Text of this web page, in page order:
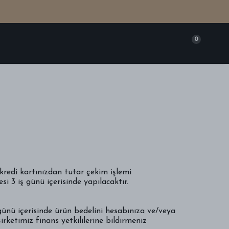
0
kartınızdan tutar çekim işlemi
3 iş günü içerisinde yapılacaktır.
içerisinde ürün bedelini hesabınıza ve/veya
finans yetkililerine bildirmeniz